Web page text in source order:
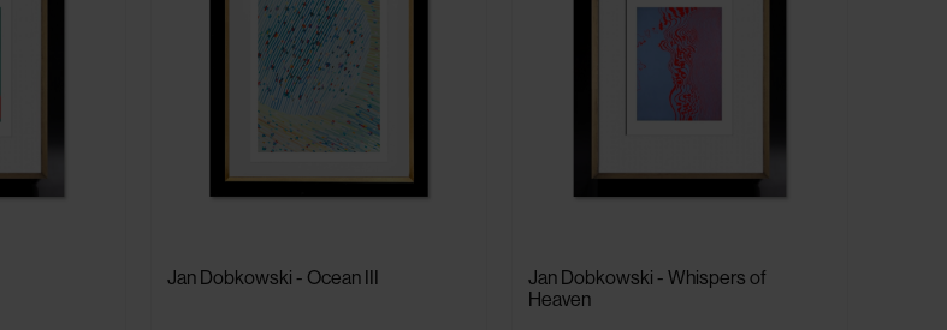
Jan Dobkowski - Ocean III
Jan Dobkowski - Whispers of
Heaven